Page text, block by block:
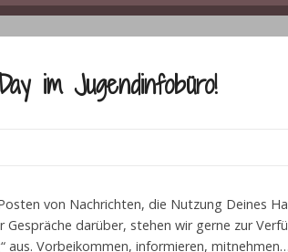
im Jugendinfobüro!
von Nachrichten, die Nutzung Deines
darüber, stehen wir gerne zur
Vorbeikommen, informieren,